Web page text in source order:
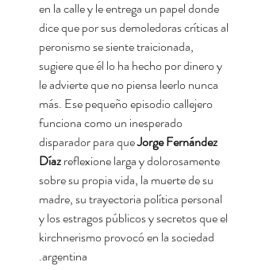
en la calle y le entrega un papel donde
dice que por sus demoledoras críticas al
peronismo se siente traicionada,
sugiere que él lo ha hecho por dinero y
le advierte que no piensa leerlo nunca
más. Ese pequeño episodio callejero
funciona como un inesperado
disparador para queJorge Fernández
Díazreflexione larga y dolorosamente
sobre su propia vida, la muerte de su
madre, su trayectoria política personal
y los estragos públicos y secretos que el
kirchnerismo provocó en la sociedad
argentina.